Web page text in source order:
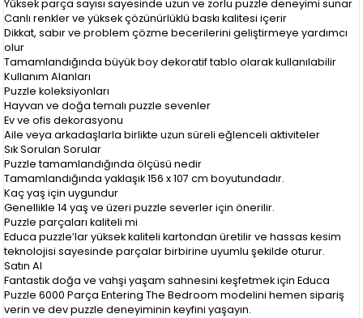
Yüksek parça sayısı sayesinde uzun ve zorlu puzzle deneyimi sunar
Canlı renkler ve yüksek çözünürlüklü baskı kalitesi içerir
Dikkat, sabır ve problem çözme becerilerini geliştirmeye yardımcı
olur
Tamamlandığında büyük boy dekoratif tablo olarak kullanılabilir
Kullanım Alanları
Puzzle koleksiyonları
Hayvan ve doğa temalı puzzle sevenler
Ev ve ofis dekorasyonu
Aile veya arkadaşlarla birlikte uzun süreli eğlenceli aktiviteler
Sık Sorulan Sorular
Puzzle tamamlandığında ölçüsü nedir
Tamamlandığında yaklaşık 156 x 107 cm boyutundadır.
Kaç yaş için uygundur
Genellikle 14 yaş ve üzeri puzzle severler için önerilir.
Puzzle parçaları kaliteli mi
Educa puzzle’lar yüksek kaliteli kartondan üretilir ve hassas kesim
teknolojisi sayesinde parçalar birbirine uyumlu şekilde oturur.
Satın Al
Fantastik doğa ve vahşi yaşam sahnesini keşfetmek için Educa
Puzzle 6000 Parça Entering The Bedroom modelini hemen sipariş
verin ve dev puzzle deneyiminin keyfini yaşayın.